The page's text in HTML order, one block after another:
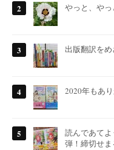
やっと、やっ
出版翻訳を
2020年もあ
読んであて
弾！締切せま